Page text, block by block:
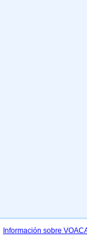
Información sobre